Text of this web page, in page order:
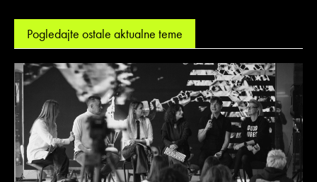
Pogledajte ostale aktualne teme